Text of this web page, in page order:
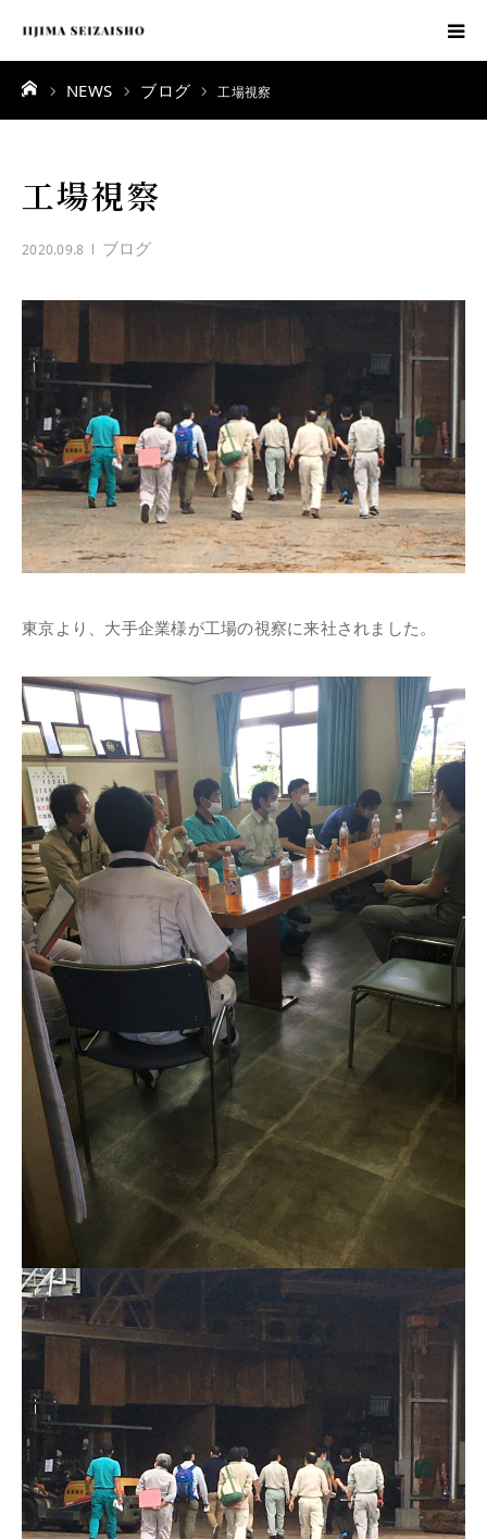
ム NEWS ブログ 工場視察
工場視察
2020.09.8 ブログ
東京より、大手企業様が工場の視察に来社されました。
飯島製材所
採用情報
お知らせ
よくある質問
お問合せ